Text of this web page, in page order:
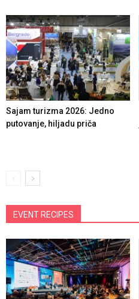
Sajam turizma 2026: Jedno
putovanje, hiljadu priča
EVENT RECIPES